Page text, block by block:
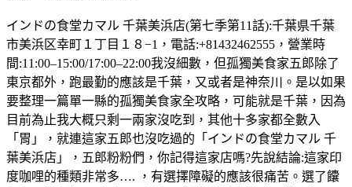
インドの食堂カマル 千葉美浜店(第七季第11話):千葉県千葉
市美浜区幸町１丁目１８−1，電話:+81432462555，營業時
間:11:00–15:00/17:00–22:00我沒細數，但孤獨美食家五郎除了
東京都外，跑最勤的應該是千葉，又或者是神奈川。是以如果
要整理一篇單一縣的孤獨美食家全攻略，可能就是千葉，因為
目前為止我大概只剩一兩家沒吃到，其他十多家都全數入
「胃」，就連這家五郎也沒吃過的「インドの食堂カマル 千
葉美浜店」，五郎粉粉們，你記得這家店嗎?先說結論:這家印
度咖哩的種類非常多…. ，有選擇障礙的應該很痛苦。選了饢